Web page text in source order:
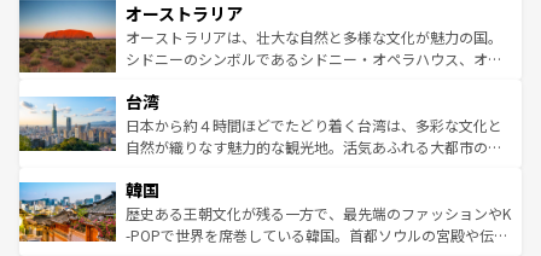
部のニューオーリンズでは、音楽と美食が融合した独特の
文化が魅力。旅行者はアメリカの各地域で異なる魅力を楽
しみながら、その多様性と豊かな歴史を感じることができ
ならではの贅沢な旅のスタイルだ。 なお、新着のアメリカ
情報はコンテンツ一覧を参照してほしい。
ワイ島は見逃せない。また、定番の観光地といえばオアフ
島だが、静かな自然を求めるならマウイ島やカウアイ島が
おすすめ。エメラルドグリーンに輝く海をはじめ、豊かな
れるおもてなしの心で訪れる人々を迎えてくれるハワイの
人々、おいしいローカルフードやハワイアンミュージッ
ク、伝統的なフラダンスなど、すべてがハワイの魅力を彩
ワイを、存分に味わってほしい。 なお、新着のハワイ情報
はコンテンツ一覧を参照してほしい。
オーストラリア
オーストラリアは、壮大な自然と多様な文化が魅力の国。
シドニーのシンボルであるシドニー・オペラハウス、オー
リアリーフや大陸中央部にそびえるウルル（エアーズロッ
ク）、タスマニアの美しい原生林やケアンズの熱帯雨林な
ど、見どころがたくさん。また、カフェやワイン、オージ
いる。アクティビティも充実しており、サーフィンやダイ
ビング、ハイキングなど、アウトドア好きにはたまらな
い。オーストラリアの多彩な魅力を存分に味わいつくそ
台湾
日本から約４時間ほどでたどり着く台湾は、多彩な文化と
自然が織りなす魅力的な観光地。活気あふれる大都市の台
ン）、静ひつな山岳地帯である台湾東部など、都市の喧騒
と山間の静けさが共存しており、訪れる人に新しい発見と
驚きをもたらしてくれる。また、奥深い台湾の食文化も魅
韓国
歴史ある王朝文化が残る一方で、最先端のファッションやK
-POPで世界を席巻している韓国。首都ソウルの宮殿や伝統